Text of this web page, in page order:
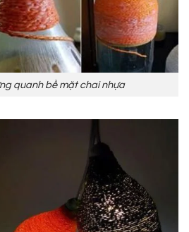
quanh bề mặt chai nhựa